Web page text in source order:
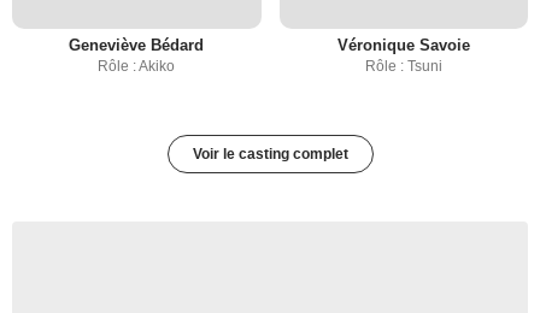
Geneviève Bédard
Rôle : Akiko
Véronique Savoie
Rôle : Tsuni
Voir le casting complet